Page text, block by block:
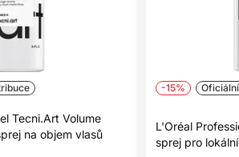
uhlazený, profesionální vzhled nebo
styl, Fix Max vám pomůže dosáhnout
s dlouhotrvajícím efektem.
Tecni.Art Volume
na objem vlasů
-15%
L'Oréal
sprej pro